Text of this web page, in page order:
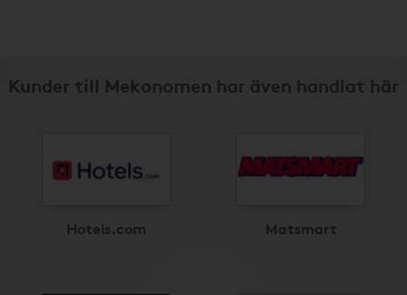
Kunder till Mekonomen har även handlat här
Hotels.com Matsmart